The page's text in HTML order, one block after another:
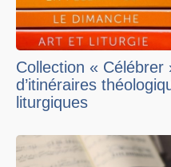
Collection « Célébrer
d’itinéraires
liturgiques